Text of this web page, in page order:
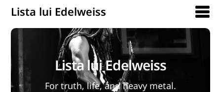
Lista lui Edelweiss
Lista lui Edelweiss
For truth, life, and heavy metal.